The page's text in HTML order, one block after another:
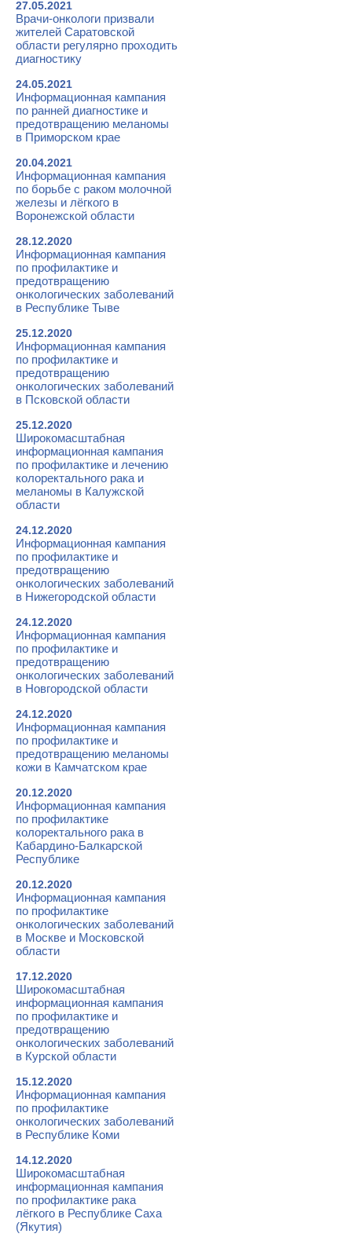
27.05.2021
Врачи-онкологи призвали
жителей Саратовской
области регулярно проходить
диагностику
24.05.2021
Информационная кампания
по ранней диагностике и
предотвращению меланомы
в Приморском крае
20.04.2021
Информационная кампания
по борьбе с раком молочной
железы и лёгкого в
Воронежской области
28.12.2020
Информационная кампания
по профилактике и
предотвращению
онкологических заболеваний
в Республике Тыве
25.12.2020
Информационная кампания
по профилактике и
предотвращению
онкологических заболеваний
в Псковской области
25.12.2020
Широкомасштабная
информационная кампания
по профилактике и лечению
колоректального рака и
меланомы в Калужской
области
24.12.2020
Информационная кампания
по профилактике и
предотвращению
онкологических заболеваний
в Нижегородской области
24.12.2020
Информационная кампания
по профилактике и
предотвращению
онкологических заболеваний
в Новгородской области
24.12.2020
Информационная кампания
по профилактике и
предотвращению меланомы
кожи в Камчатском крае
20.12.2020
Информационная кампания
по профилактике
колоректального рака в
Кабардино-Балкарской
Республике
20.12.2020
Информационная кампания
по профилактике
онкологических заболеваний
в Москве и Московской
области
17.12.2020
Широкомасштабная
информационная кампания
по профилактике и
предотвращению
онкологических заболеваний
в Курской области
15.12.2020
Информационная кампания
по профилактике
онкологических заболеваний
в Республике Коми
14.12.2020
Широкомасштабная
информационная кампания
по профилактике рака
лёгкого в Республике Саха
(Якутия)